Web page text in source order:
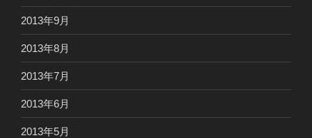
2013年9月
2013年8月
2013年7月
2013年6月
2013年5月